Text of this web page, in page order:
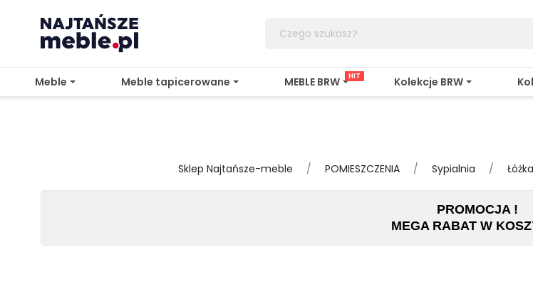
Meble Meble tapicerowane MEBLE BRW HIT Kolekcje BRW
Sklep Najtańsze-meble POMIESZCZENIA Sypialnia Łóżka
PROMOCJA !
MEGA RABAT W